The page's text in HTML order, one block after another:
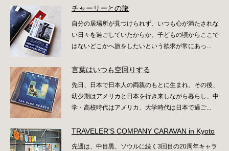
チャーリーとの旅
自分の居場所が見つけられず、いつも心が満たされな
い日々を過ごしていたからか、子どもの頃からここで
はないどこかへ旅をしたいという欲求が常にあっ...
言葉はいつも空回りする
先日、日本で日本人の両親のもとに生まれ、その後、
幼少期はアメリカと日本を行き来しながら暮らし、中
学・高校時代はアメリカ、大学時代は日本で過ご...
TRAVELER'S COMPANY CARAVAN in Kyoto
先週は、中目黒、ソウルに続く3回目の20周年キャラ